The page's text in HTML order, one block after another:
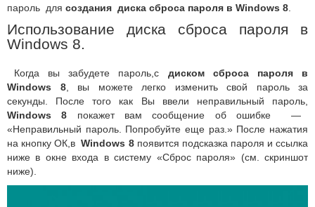
пароль для создания диска сброса пароля в Windows 8
Использование диска сброса пароля в
Windows 8.
Когда вы забудете пароль,с диском сброса пароля в
Windows 8, вы можете легко изменить свой пароль за
секунды. После того как Вы ввели неправильный пароль,
Windows 8 покажет вам сообщение об ошибке —
«Неправильный пароль. Попробуйте еще раз.» После нажатия
на кнопку ОК,вWindows 8появится подсказка пароля и ссылка
ниже в окне входа в систему «Сброс пароля» (см. скриншот
ниже).